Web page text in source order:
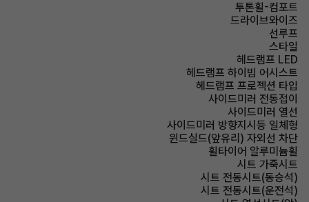
투톤휠-컴포트
드라이브와이즈
선루프
스타일
헤드램프 LED
헤드램프 하이빔 어시스트
헤드램프 프로젝션 타입
사이드미러 전동접이
사이드미러 열선
사이드미러 방향지시등 일체형
윈드실드(앞유리) 자외선 차단
휠타이어 알루미늄휠
시트 가죽시트
시트 전동시트(동승석)
시트 전동시트(운전석)